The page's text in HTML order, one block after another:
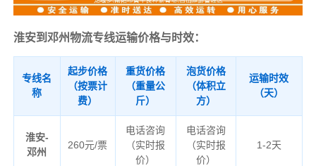
淮安到邓州物流专线运输价格与时效：
专线名
称
起步价格
（按票计
费）
重货价格
（重量公
斤）
泡货价格
（体积立
方）
运输时效
（天）
淮安-
邓州
260元/票
电话咨询
（实时报
价）
电话咨询
（实时报
价）
1-2天